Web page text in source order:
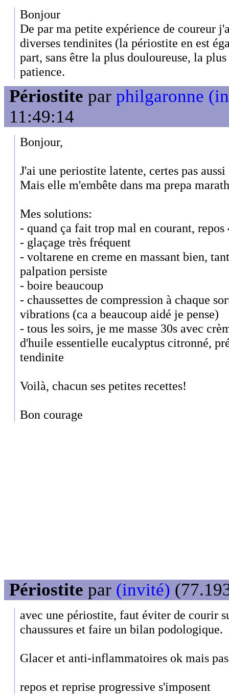
Bonjour
De par ma petite expérience de coureur
diverses tendinites (la périostite en est
part, sans être la plus douloureuse, la
patience.
Périostite par philgaronne
11:49:14
Bonjour,
J'ai une periostite latente, certes pas
Mais elle m'embête dans ma prepa
Mes solutions:
- quand ça fait trop mal en courant,
- glaçage très fréquent
- voltarene en creme en massant bien,
palpation persiste
- boire beaucoup
- chaussettes de compression à chaque
vibrations (ca a beaucoup aidé je pense)
- tous les soirs, je me masse 30s avec
d'huile essentielle eucalyptus citronné,
tendinite
Voilà, chacun ses petites recettes!
Bon courage
Périostite par (invité)
avec une périostite, faut éviter de courir
chaussures et faire un bilan podologique.
Glacer et anti-inflammatoires ok mais
repos et reprise progressive s'imposent